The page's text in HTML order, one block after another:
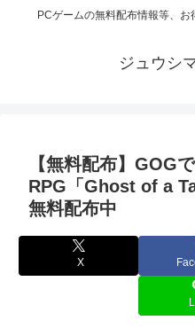
PCゲームの無料配布情報等、お
ジュウシ
【無料配布】GOG
RPG「Ghost of a
無料配布中
X